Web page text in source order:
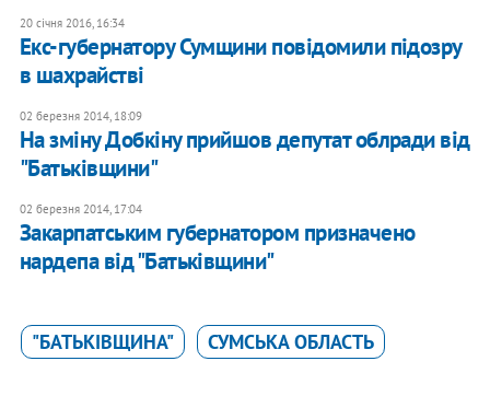
20 січня 2016, 16:34
Екс-губернатору Сумщини повідомили підозру
в шахрайстві
02 березня 2014, 18:09
На зміну Добкіну прийшов депутат облради від
"Батьківщини"
02 березня 2014, 17:04
Закарпатським губернатором призначено
нардепа від "Батьківщини"
"БАТЬКІВЩИНА" СУМСЬКА ОБЛАСТЬ